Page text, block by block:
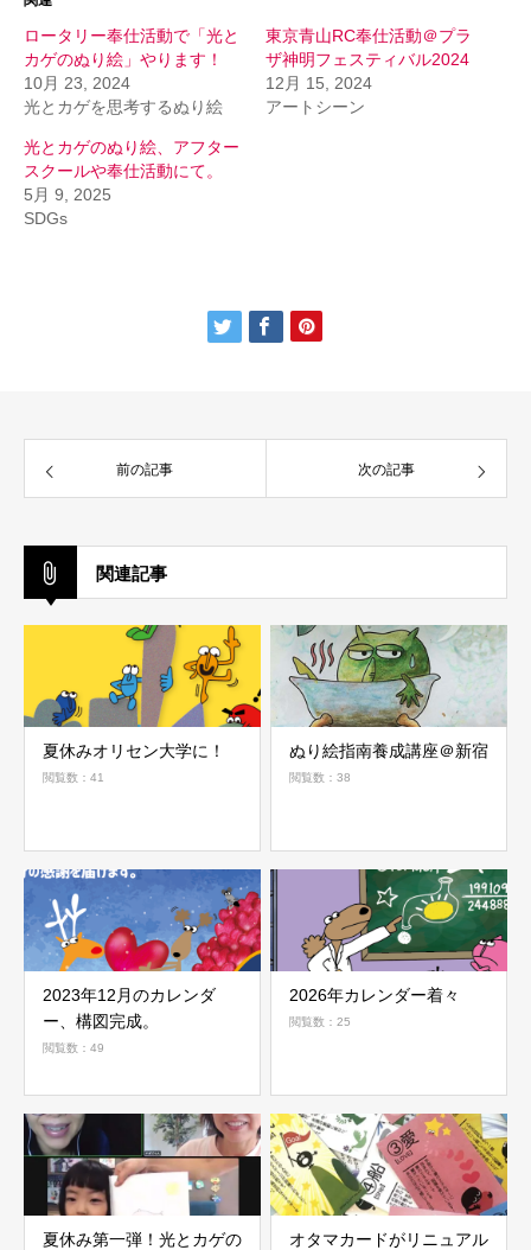
ロータリー奉仕活動で「光と
カゲのぬり絵」やります！
10月 23, 2024
光とカゲを思考するぬり絵
東京青山RC奉仕活動＠プラ
ザ神明フェスティバル2024
12月 15, 2024
アートシーン
光とカゲのぬり絵、アフター
スクールや奉仕活動にて。
5月 9, 2025
SDGs
前の記事 次の記事
関連記事
夏休みオリセン大学に！
閲覧数：41
ぬり絵指南養成講座＠新宿
閲覧数：38
2023年12月のカレンダ
ー、構図完成。
閲覧数：49
2026年カレンダー着々
閲覧数：25
夏休み第一弾！光とカゲの
オタマカードがリニュアル